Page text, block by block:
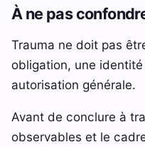
À ne pas
Trauma ne doit pas
obligation, une
autorisation générale.
Avant de conclure à
observables et le